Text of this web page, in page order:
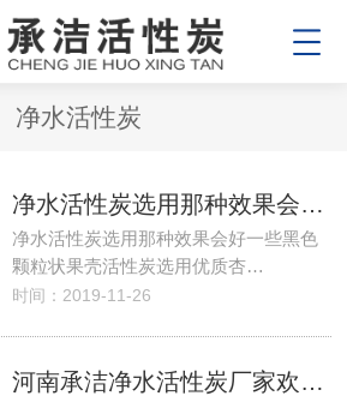
净水活性炭
净水活性炭选用那种效果会好一些
净水活性炭选用那种效果会好一些黑色
颗粒状果壳活性炭选用优质杏…
时间：2019-11-26
河南承洁净水活性炭厂家欢迎您实地考察